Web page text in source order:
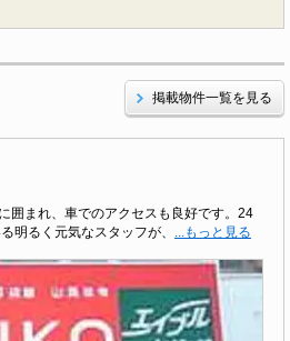
掲載物件一覧を見る
囲まれ、車でのアクセスも良好です。24
明るく元気なスタッフが、 ...もっと見る